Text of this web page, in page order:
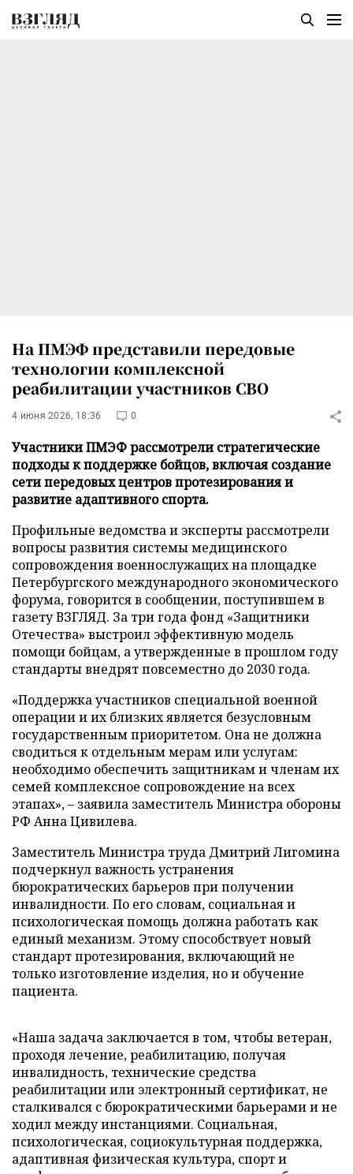
На ПМЭФ представили передовые
технологии комплексной
реабилитации участников СВО
4 июня 2026, 18:36 0
Участники ПМЭФ рассмотрели стратегические
подходы к поддержке бойцов, включая создание
сети передовых центров протезирования и
развитие адаптивного спорта.
Профильные ведомства и эксперты рассмотрели
вопросы развития системы медицинского
сопровождения военнослужащих на площадке
Петербургского международного экономического
форума, говорится в сообщении, поступившем в
газету ВЗГЛЯД. За три года фонд «Защитники
Отечества» выстроил эффективную модель
помощи бойцам, а утвержденные в прошлом году
стандарты внедрят повсеместно до 2030 года.
«Поддержка участников специальной военной
операции и их близких является безусловным
государственным приоритетом. Она не должна
сводиться к отдельным мерам или услугам:
необходимо обеспечить защитникам и членам их
семей комплексное сопровождение на всех
этапах», – заявила заместитель Министра обороны
РФ Анна Цивилева.
Заместитель Министра труда Дмитрий Лигомина
подчеркнул важность устранения
бюрократических барьеров при получении
инвалидности. По его словам, социальная и
психологическая помощь должна работать как
единый механизм. Этому способствует новый
стандарт протезирования, включающий не
только изготовление изделия, но и обучение
пациента.
«Наша задача заключается в том, чтобы ветеран,
проходя лечение, реабилитацию, получая
инвалидность, технические средства
реабилитации или электронный сертификат, не
сталкивался с бюрократическими барьерами и не
ходил между инстанциями. Социальная,
психологическая, социокультурная поддержка,
адаптивная физическая культура, спорт и